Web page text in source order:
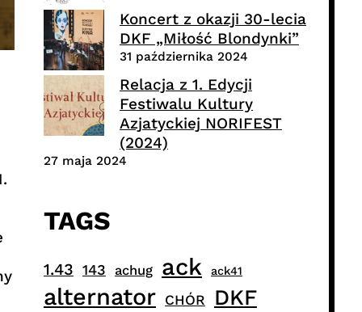
Koncert z okazji 30-lecia
DKF „Miłość Blondynki”
31 października 2024
Relacja z 1. Edycji
Festiwalu Kultury
Azjatyckiej NORIFEST
(2024)
27 maja 2024
TAGS
1.43 143 achug ack ack41
alternator CHÓR DKF